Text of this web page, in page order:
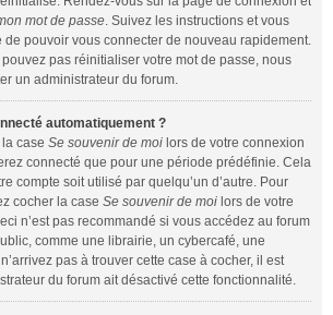
mot de passe. Suivez les instructions et vous
de pouvoir vous connecter de nouveau rapidement.
pas réinitialiser votre mot de passe, nous
un administrateur du forum.
automatiquement ?
case Se souvenir de moi lors de votre connexion
connecté que pour une période prédéfinie. Cela
compte soit utilisé par quelqu’un d’autre. Pour
cocher la case Se souvenir de moi lors de votre
n’est pas recommandé si vous accédez au forum
comme une librairie, un cybercafé, une
pas à trouver cette case à cocher, il est
du forum ait désactivé cette fonctionnalité.